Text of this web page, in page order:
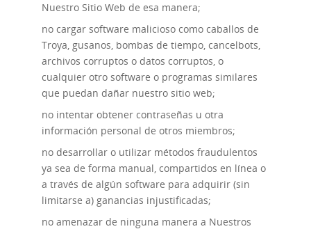
Nuestro Sitio Web de esa manera;
no cargar software malicioso como caballos de
Troya, gusanos, bombas de tiempo, cancelbots,
archivos corruptos o datos corruptos, o
cualquier otro software o programas similares
que puedan dañar nuestro sitio web;
no intentar obtener contraseñas u otra
información personal de otros miembros;
no desarrollar o utilizar métodos fraudulentos
ya sea de forma manual, compartidos en línea o
a través de algún software para adquirir (sin
limitarse a) ganancias injustificadas;
no amenazar de ninguna manera a Nuestros